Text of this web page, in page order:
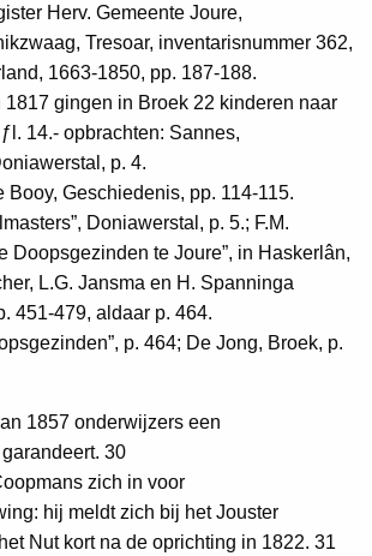
Herv. Gemeente Joure,
Tresoar, inventarisnummer 362,
1663-1850, pp. 187-188.
1817 gingen in Broek 22 kinderen naar
14.- opbrachten: Sannes,
p. 4.
Booy, Geschiedenis, pp. 114-115.
Doniawerstal, p. 5.; F.M.
Doopsgezinden te Joure”, in Haskerlân,
L.G. Jansma en H. Spanninga
451-479, aldaar p. 464.
p. 464; De Jong, Broek, p.
1857 onderwijzers een
30
zich in voor
hij meldt zich bij het Jouster
Nut kort na de oprichting in 1822. 31